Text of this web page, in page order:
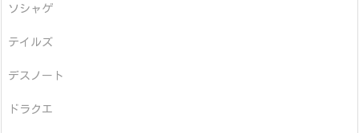
ソシャゲ
テイルズ
デスノート
ドラクエ